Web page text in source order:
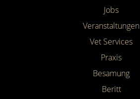
Jobs
Veranstaltungen
Vet Services
Praxis
Besamung
Beritt